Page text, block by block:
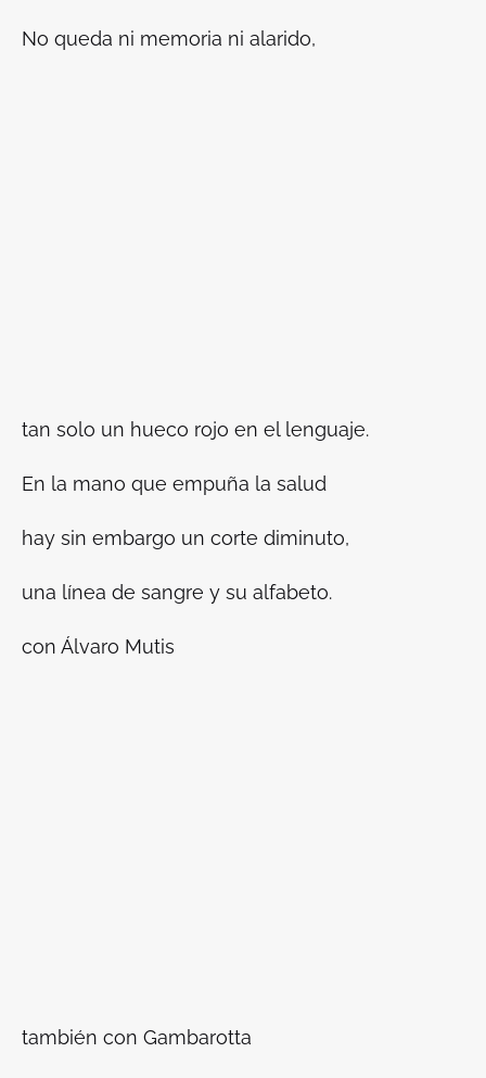
No queda ni memoria ni alarido,
tan solo un hueco rojo en el lenguaje.
En la mano que empuña la salud
hay sin embargo un corte diminuto,
una línea de sangre y su alfabeto.
con Álvaro Mutis
también con Gambarotta